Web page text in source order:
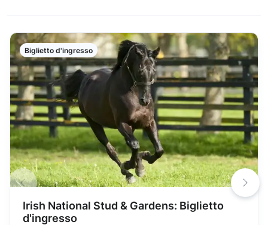
Biglietto d'ingresso
Irish National Stud & Gardens: Biglietto
d'ingresso